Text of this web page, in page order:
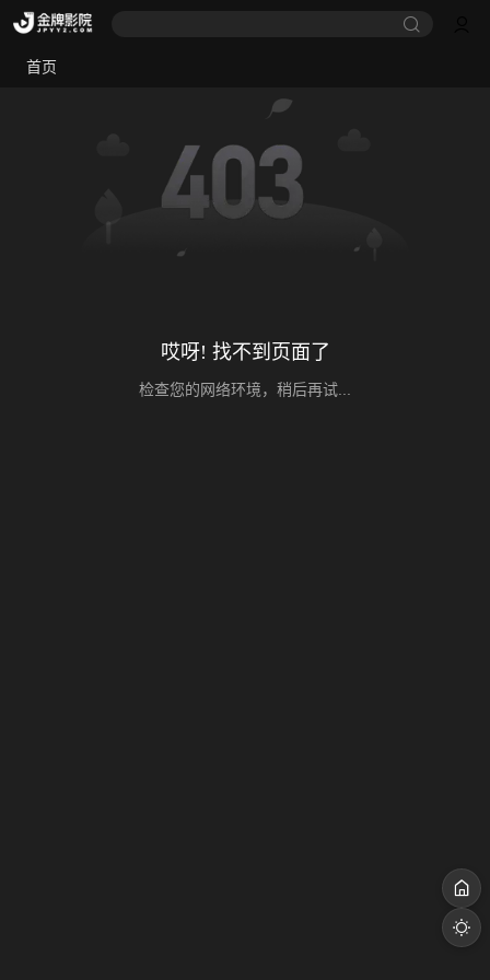
首页
哎呀! 找不到页面了
检查您的网络环境，稍后再试...